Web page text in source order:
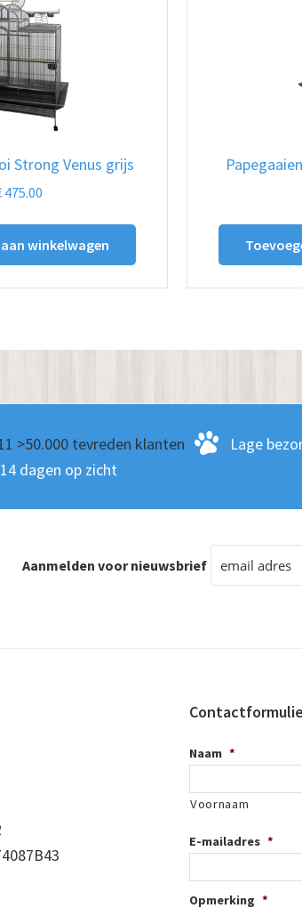
Strong Venus grijs
475.00
winkelwagen
>50.000 tevreden klanten Lage
14 dagen op zicht
Aanmelden voor nieuwsbrief
Naam *
Voornaam
E-mailadres *
Opmerking *